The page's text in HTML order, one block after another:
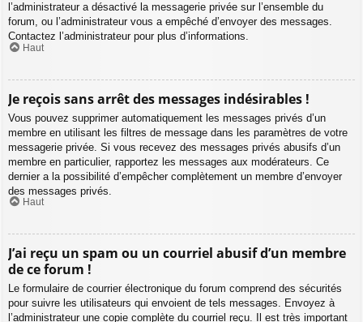
l’administrateur a désactivé la messagerie privée sur l’ensemble du
forum, ou l’administrateur vous a empêché d’envoyer des messages.
Contactez l’administrateur pour plus d’informations.
Haut
Je reçois sans arrêt des messages indésirables !
Vous pouvez supprimer automatiquement les messages privés d’un
membre en utilisant les filtres de message dans les paramètres de votre
messagerie privée. Si vous recevez des messages privés abusifs d’un
membre en particulier, rapportez les messages aux modérateurs. Ce
dernier a la possibilité d’empêcher complètement un membre d’envoyer
des messages privés.
Haut
J’ai reçu un spam ou un courriel abusif d’un membre
de ce forum !
Le formulaire de courrier électronique du forum comprend des sécurités
pour suivre les utilisateurs qui envoient de tels messages. Envoyez à
l’administrateur une copie complète du courriel reçu. Il est très important